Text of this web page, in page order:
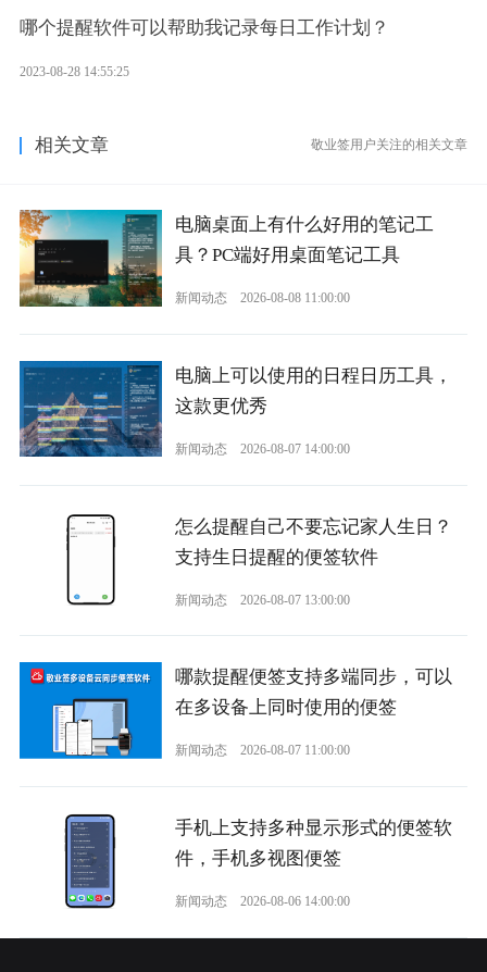
哪个提醒软件可以帮助我记录每日工作计划？
2023-08-28 14:55:25
相关文章 敬业签用户关注的相关文章
电脑桌面上有什么好用的笔记工
具？PC端好用桌面笔记工具
新闻动态 2026-08-08 11:00:00
电脑上可以使用的日程日历工具，
这款更优秀
新闻动态 2026-08-07 14:00:00
怎么提醒自己不要忘记家人生日？
支持生日提醒的便签软件
新闻动态 2026-08-07 13:00:00
哪款提醒便签支持多端同步，可以
在多设备上同时使用的便签
新闻动态 2026-08-07 11:00:00
手机上支持多种显示形式的便签软
件，手机多视图便签
新闻动态 2026-08-06 14:00:00